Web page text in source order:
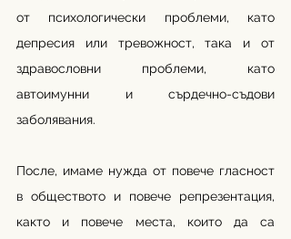
от психологически проблеми, като
депресия или тревожност, така и от
здравословни проблеми, като
автоимунни и сърдечно-съдови
заболявания.
После, имаме нужда от повече гласност
в обществото и повече репрезентация,
както и повече места, които да са